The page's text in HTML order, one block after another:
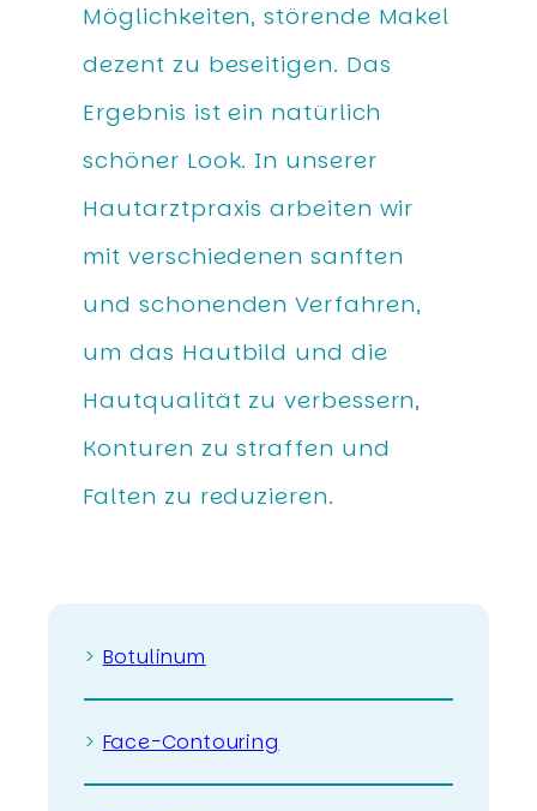
Möglichkeiten, störende Makel
dezent zu beseitigen. Das
Ergebnis ist ein natürlich
schöner Look. In unserer
Hautarztpraxis arbeiten wir
mit verschiedenen sanften
und schonenden Verfahren,
um das Hautbild und die
Hautqualität zu verbessern,
Konturen zu straffen und
Falten zu reduzieren.
> Botulinum
> Face-Contouring